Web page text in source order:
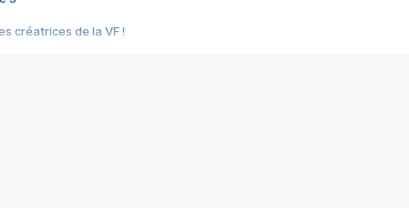
créatrices de la VF !